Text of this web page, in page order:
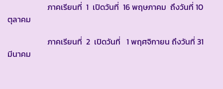
ภาคเรียนที่ 1 เปิดวันที่ 16 พฤษภาคม ถึงวันที่ 10
ตุลาคม
ภาคเรียนที่ 2 เปิดวันที่ 1 พฤศจิกายน ถึงวันที่ 31
มีนาคม